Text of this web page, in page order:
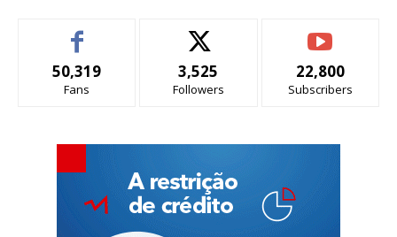
50,319
Fans
3,525
Followers
22,800
Subscribers